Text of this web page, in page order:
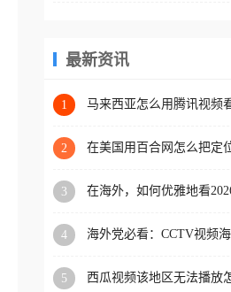
区工作、留
权限制所困
回国加速器
版权限制」
国、加拿大
学、定居等
扰。
最新资讯
1
马来西亚怎么用腾讯视频
2
在美国用百合网怎么把定
3
在海外，如何优雅地看
4
海外党必看：CCTV视频
5 西瓜视频该地区无法播放